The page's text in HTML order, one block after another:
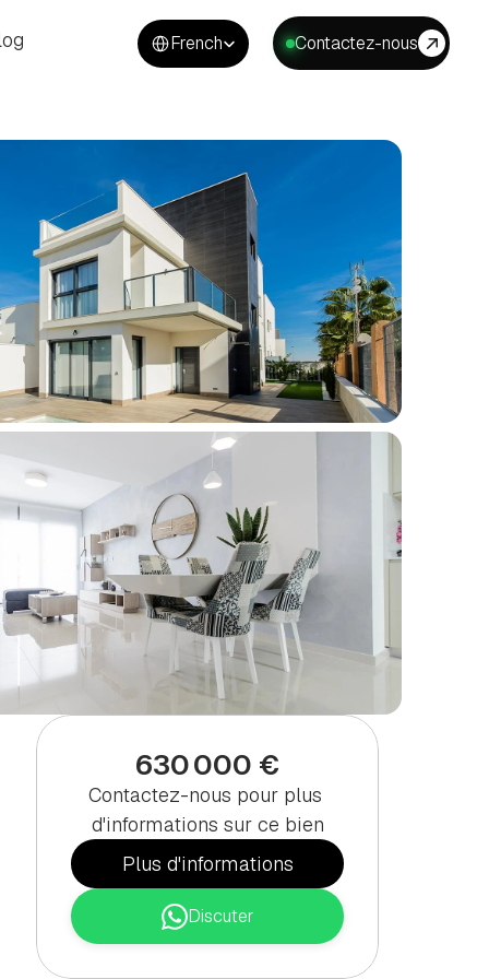
Select Language
French Contactez-nous
630 000 €
Contactez-nous pour plus
d'informations sur ce bien
Plus d'informations
Discuter